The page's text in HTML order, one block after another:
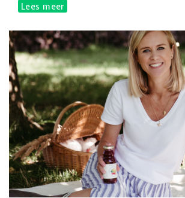
Lees meerover Bioschuurke